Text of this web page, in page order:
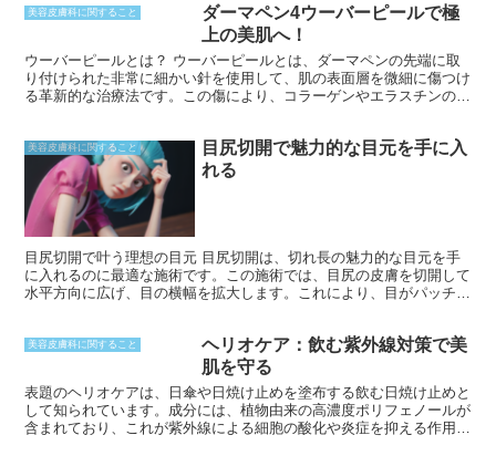
女性特有の肌の悩みを抱える方々に、安全で効果的な解決策を提供し
美容皮膚科に関すること
ダーマペン4ウーバーピールで極
上の美肌へ！
ウーバーピールとは？ ウーバーピールとは、ダーマペンの先端に取
り付けられた非常に細かい針を使用して、肌の表面層を微細に傷つけ
る革新的な治療法です。この傷により、コラーゲンやエラスチンの産
善にも効果を発揮します。
美容皮膚科に関すること
目尻切開で魅力的な目元を手に入
れる
目尻切開で叶う理想の目元 目尻切開は、切れ長の魅力的な目元を手
に入れるのに最適な施術です。この施術では、目尻の皮膚を切開して
水平方向に広げ、目の横幅を拡大します。これにより、目がパッチリ
き上げることで、目が自然な位置に調整され、バランスの取れた美し
い目元が実現します。また、切開する範囲を調節することで、自然な
仕上がりから大胆な変身まで幅広い要望に対応可能です。
美容皮膚科に関すること
ヘリオケア：飲む紫外線対策で美
肌を守る
表題のヘリオケアは、日傘や日焼け止めを塗布する飲む日焼け止めと
して知られています。成分には、植物由来の高濃度ポリフェノールが
含まれており、これが紫外線による細胞の酸化や炎症を抑える作用を